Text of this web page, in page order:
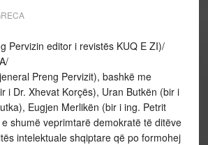
Pervizin editor i revistës KUQ E ZI)/
Preng Pervizit), bashkë me
i Dr. Xhevat Korçës), Uran Butkën (bir i
Eugjen Merlikën (bir i ing. Petrit
shumë veprimtarë demokratë të ditëve
intelektuale shqiptare që po formohej